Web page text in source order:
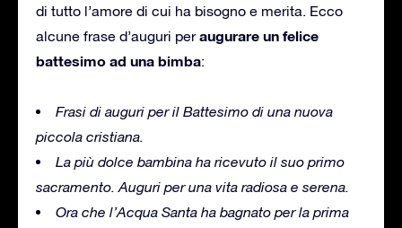
di tutto l’amore di cui ha bisogno e merita. Ecco
alcune frase d’auguri peraugurare un felice
battesimo ad una bimba:
Frasi di auguri per il Battesimo di una nuova
piccola cristiana.
La più dolce bambina ha ricevuto il suo primo
sacramento. Auguri per una vita radiosa e serena.
Ora che l’Acqua Santa ha bagnato per la prima